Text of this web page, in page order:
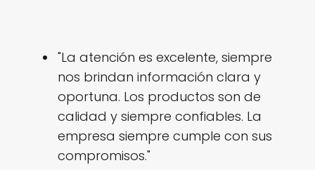
"La atención es excelente, siempre
nos brindan información clara y
oportuna. Los productos son de
calidad y siempre confiables. La
empresa siempre cumple con sus
compromisos."